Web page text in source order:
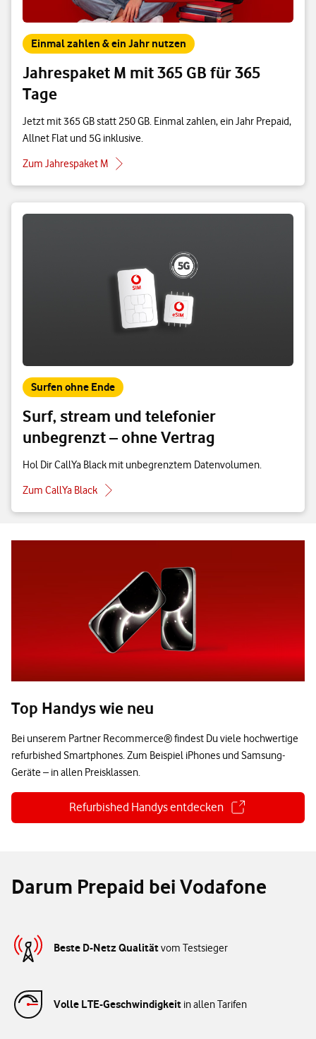
Einmal zahlen & ein Jahr nutzen
Jahrespaket M mit 365 GB für 365
Tage
Jetzt mit 365 GB statt 250 GB. Einmal zahlen, ein Jahr Prepaid,
Allnet Flat und 5G inklusive.
Zum Jahrespaket M
Surfen ohne Ende
Surf, stream und telefonier
unbegrenzt – ohne Vertrag
Hol Dir CallYa Black mit unbegrenztem Datenvolumen.
Zum CallYa Black
Top Handys wie neu
Bei unserem Partner Recommerce® findest Du viele hochwertige
refurbished Smartphones. Zum Beispiel iPhones und Samsung-
Geräte – in allen Preisklassen.
Refurbished Handys entdecken
Darum Prepaid bei Vodafone
Beste D-Netz Qualitätvom Testsieger
Volle LTE-Geschwindigkeit in allen Tarifen